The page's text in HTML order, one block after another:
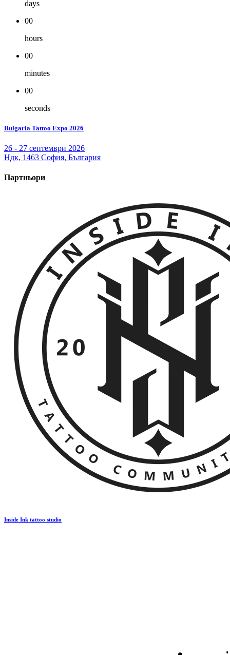
days
00
hours
00
minutes
00
seconds
Bulgaria Tattoo Expo 2026
26 - 27 септември 2026
Ндк, 1463 София, България
Партньори
Inside Ink tattoo studio